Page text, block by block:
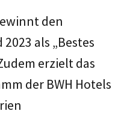
den
als „Bestes
erzielt das
der BWH Hotels